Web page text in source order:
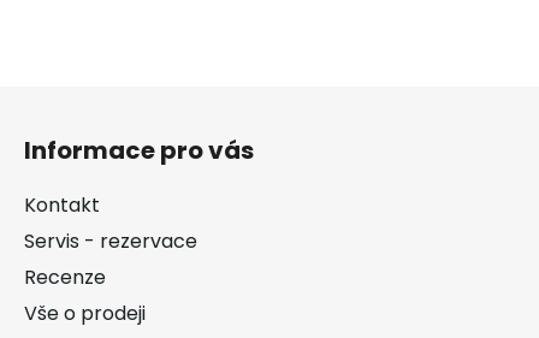
Informace pro vás
Kontakt
Servis - rezervace
Recenze
Vše o prodeji